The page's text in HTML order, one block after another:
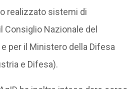
realizzato sistemi di
Consiglio Nazionale del
per il Ministero della Difesa
e Difesa).